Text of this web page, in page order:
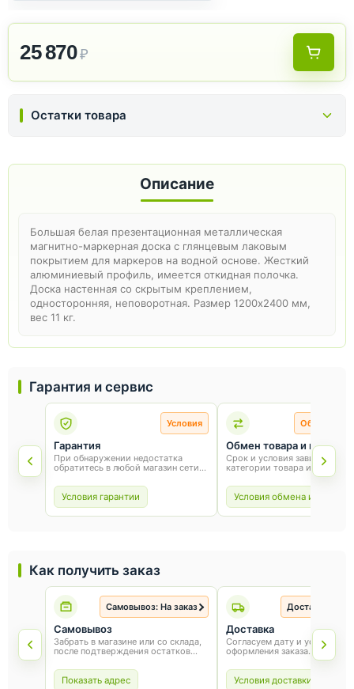
25 870₽
Остатки товара
Гарантия и сервис
Условия
Гарантия
При обнаружении недостатка
обратитесь в любой магазин сети
от товара и соблюдения правил
эксплуатации.
Условия гарантии
Обмен и
Обмен товара и возврат
Срок и условия зависят от
категории товара и способа
покупки. Для обмена или
сохраните товарный вид,
и чек.
Условия обмена и
Описание
Большая белая презентационная металлическая
магнитно-маркерная доска с глянцевым лаковым
покрытием для маркеров на водной основе. Жесткий
алюминиевый профиль, имеется откидная полочка.
Доска настенная со скрытым креплением,
односторонняя, неповоротная. Размер 1200х2400 мм,
вес 11 кг.
Как получить заказ
Самовывоз: На заказ
Самовывоз
Забрать в магазине или со склада,
после подтверждения остатков
Показать адрес
Доставка: На
Доставка
Согласуем дату и условия
оформления заказа.
Условия доставки